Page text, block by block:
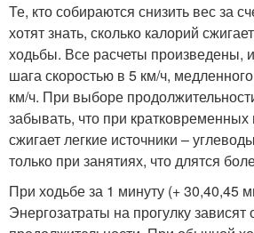
Те, кто собираются снизить вес за
хотят знать, сколько калорий
ходьбы. Все расчеты произведены,
шага скоростью в 5 км/ч,
км/ч. При выборе
забывать, что при кратковременных
сжигает легкие источники –
только при занятиях, что длятся
При ходьбе за 1 минуту (+ 30,40,45
Энергозатраты на прогулку зависят